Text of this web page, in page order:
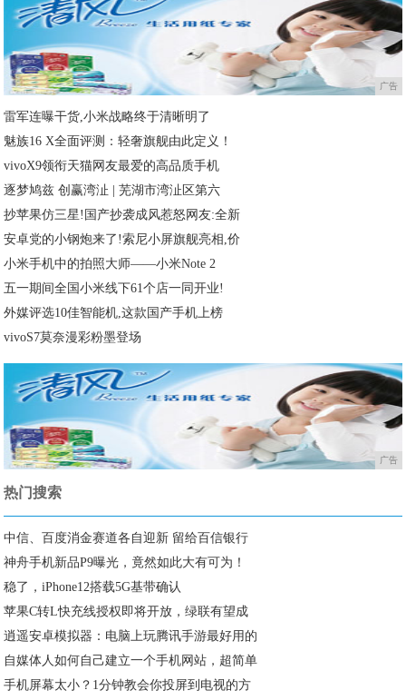
广告
雷军连曝干货,小米战略终于清晰明了
魅族16 X全面评测：轻奢旗舰由此定义！
vivoX9领衔天猫网友最爱的高品质手机
逐梦鸠兹 创赢湾沚 | 芜湖市湾沚区第六
抄苹果仿三星!国产抄袭成风惹怒网友:全新
安卓党的小钢炮来了!索尼小屏旗舰亮相,价
小米手机中的拍照大师——小米Note 2
五一期间全国小米线下61个店一同开业!
外媒评选10佳智能机,这款国产手机上榜
vivoS7莫奈漫彩粉墨登场
广告
热门搜索
中信、百度消金赛道各自迎新 留给百信银行
神舟手机新品P9曝光，竟然如此大有可为！
稳了，iPhone12搭载5G基带确认
苹果C转L快充线授权即将开放，绿联有望成
逍遥安卓模拟器：电脑上玩腾讯手游最好用的
自媒体人如何自己建立一个手机网站，超简单
手机屏幕太小？1分钟教会你投屏到电视的方